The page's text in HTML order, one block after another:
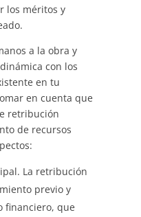
los méritos y
a la obra y
con los
en tu
en cuenta que
retribución
de recursos
La retribución
previo y
financiero, que